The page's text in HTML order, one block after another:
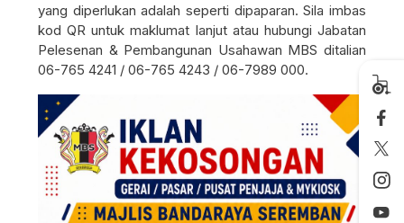
yang diperlukan adalah seperti dipaparan. Sila imbas
kod QR untuk maklumat lanjut atau hubungi Jabatan
Pelesenan & Pembangunan Usahawan MBS ditalian
06-765 4241 / 06-765 4243 / 06-7989 000.